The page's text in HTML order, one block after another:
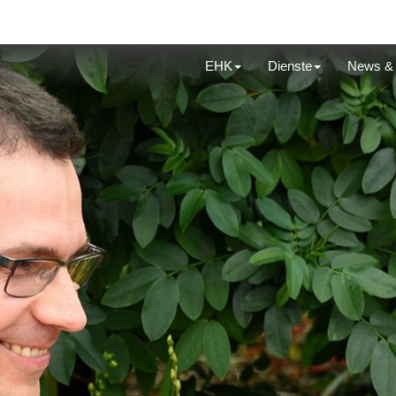
EHK Dienste News &